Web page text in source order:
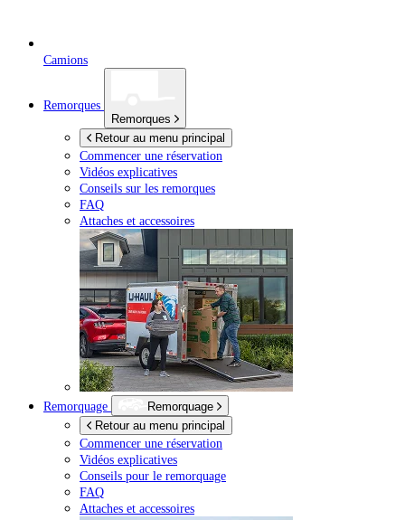
Camions
Remorques
Remorques
Retour au menu principal
Commencer une réservation
Vidéos explicatives
Conseils sur les remorques
FAQ
Attaches et accessoires
Remorquage
Remorquage
Retour au menu principal
Commencer une réservation
Vidéos explicatives
Conseils pour le remorquage
FAQ
Attaches et accessoires